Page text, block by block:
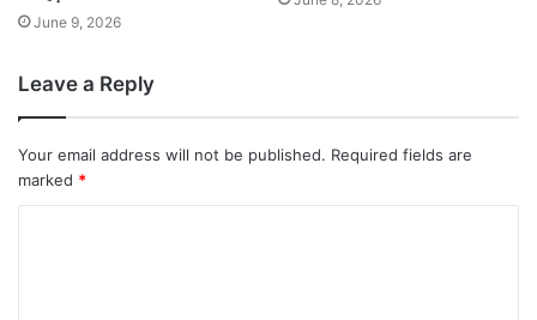
June 9, 2026
Leave a Reply
Your email address will not be published. Required fields are
marked *